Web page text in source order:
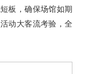
板，确保场馆如期
动大客流考验，全